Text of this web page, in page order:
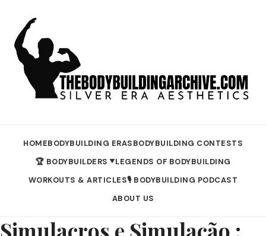
HOMEBODYBUILDING ERASBODYBUILDING CONTESTS
🏆 BODYBUILDERS ▼LEGENDS OF BODYBUILDING
WORKOUTS & ARTICLES🎙️ BODYBUILDING PODCAST
ABOUT US
Simulacros e Simulação :